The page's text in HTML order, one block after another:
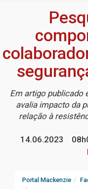
Em artigo publicado
avalia impacto da
relação à
14.06.2023
Portal Mackenzie